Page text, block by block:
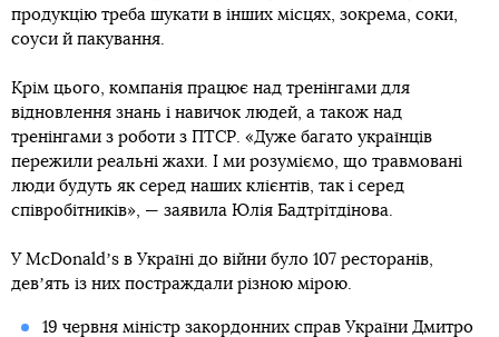
продукцію треба шукати в інших місцях, зокрема, соки,
соуси й пакування.
Крім цього, компанія працює над тренінгами для
відновлення знань і навичок людей, а також над
тренінгами з роботи з ПТСР. «Дуже багато українців
пережили реальні жахи. І ми розуміємо, що травмовані
люди будуть як серед наших клієнтів, так і серед
співробітників», — заявила Юлія Бадтрітдінова.
У McDonaldʼs в Україні до війни було 107 ресторанів,
девʼять із них постраждали різною мірою.
19 червня міністр закордонних справ України Дмитро